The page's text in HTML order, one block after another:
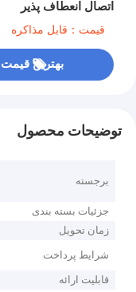
اتصال انعطاف پذیر
قیمت：قابل مذاکره
بهترین قیمت
توضیحات محصول
برجسته
جزئیات بسته بندی
زمان تحویل
شرایط پرداخت
قابلیت ارائه